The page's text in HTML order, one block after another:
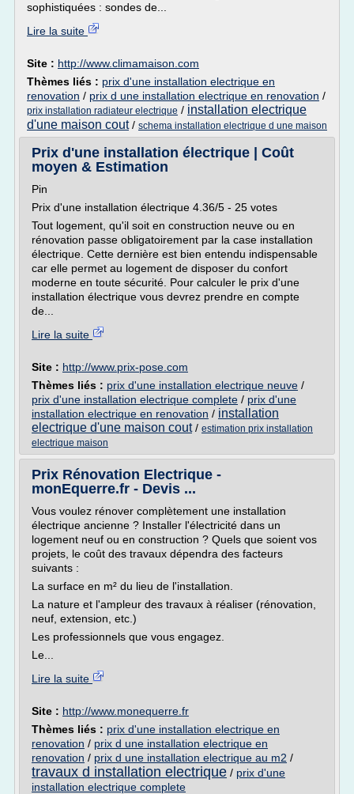
sophistiquées : sondes de...
Lire la suite
Site : http://www.climamaison.com
Thèmes liés : prix d'une installation electrique en
renovation / prix d une installation electrique en renovation /
prix installation radiateur electrique / installation electrique
d'une maison cout/ schema installation electrique d une maison
Prix d'une installation électrique | Coût
moyen & Estimation
Pin
Prix d'une installation électrique 4.36/5 - 25 votes
Tout logement, qu'il soit en construction neuve ou en
rénovation passe obligatoirement par la case installation
électrique. Cette dernière est bien entendu indispensable
car elle permet au logement de disposer du confort
moderne en toute sécurité. Pour calculer le prix d'une
installation électrique vous devrez prendre en compte
de...
Lire la suite
Site : http://www.prix-pose.com
Thèmes liés : prix d'une installation electrique neuve /
prix d'une installation electrique complete / prix d'une
installation electrique en renovation / installation
electrique d'une maison cout/ estimation prix installation
electrique maison
Prix Rénovation Electrique -
monEquerre.fr - Devis ...
Vous voulez rénover complètement une installation
électrique ancienne ? Installer l'électricité dans un
logement neuf ou en construction ? Quels que soient vos
projets, le coût des travaux dépendra des facteurs
suivants :
La surface en m² du lieu de l'installation.
La nature et l'ampleur des travaux à réaliser (rénovation,
neuf, extension, etc.)
Les professionnels que vous engagez.
Le...
Lire la suite
Site : http://www.monequerre.fr
Thèmes liés : prix d'une installation electrique en
renovation / prix d une installation electrique en
renovation / prix d une installation electrique au m2 /
travaux d installation electrique / prix d'une
installation electrique complete